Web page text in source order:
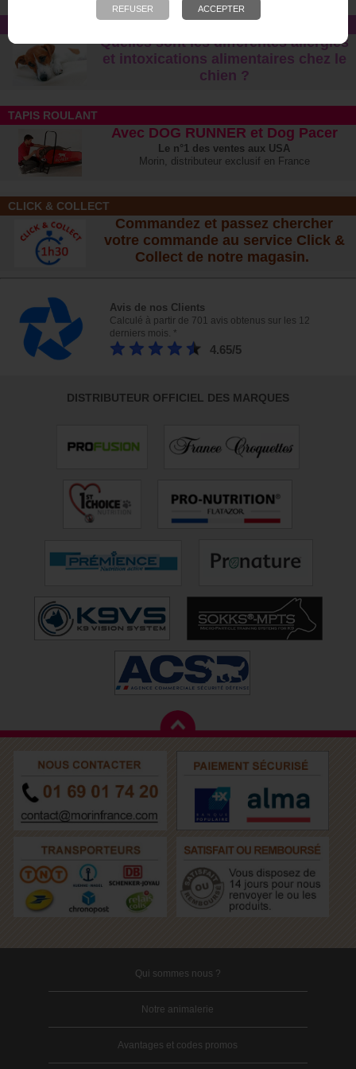
Quelles sont les différentes allergies
et intoxications alimentaires chez le
chien ?
TAPIS ROULANT
Avec DOG RUNNER et Dog Pacer
Le n°1 des ventes aux USA
Morin, distributeur exclusif en France
CLICK & COLLECT
Commandez et passez chercher
votre commande au service Click &
Collect de notre magasin.
Avis de nos Clients
Calculé à partir de 701 avis obtenus sur les 12
derniers mois. *
4.65/5
DISTRIBUTEUR OFFICIEL DES MARQUES
Qui sommes nous ?
Notre animalerie
Avantages et codes promos